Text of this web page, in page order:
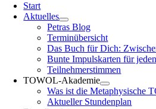
Start
Aktuelles
Petras Blog
Terminübersicht
Das Buch für Dich:
Bunte Impulskarten für
Teilnehmerstimmen
TOWOL-Akademie
Was ist die Metaphysische
Aktueller Stundenplan